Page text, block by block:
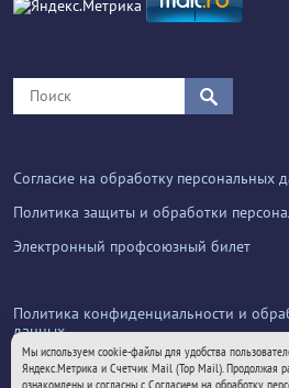
Согласие на обработку персональных
Политика защиты и обработки
Электронный профсоюзный билет
Политика конфиденциальности и
данных
Мы используем cookie-файлы для удобства
Яндекс.Метрика и Счетчик Mail (Top Mail). Продолжая
ознакомлены и согласны с Согласием на обработку